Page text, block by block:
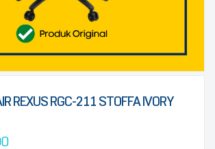
REXUS RGC-211 STOFFA IVORY